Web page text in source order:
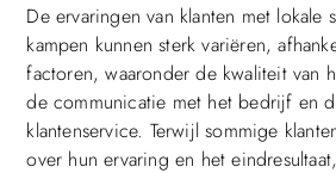
De ervaringen van klanten met lokale
kampen kunnen sterk variëren,
factoren, waaronder de kwaliteit van
de communicatie met het bedrijf en
klantenservice. Terwijl sommige
over hun ervaring en het